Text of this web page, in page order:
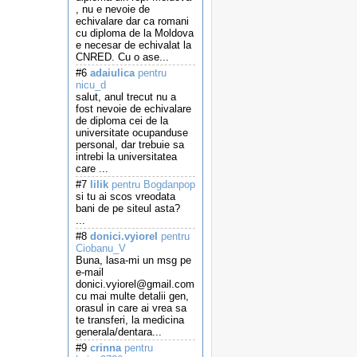
, nu e nevoie de
echivalare dar ca romani
cu diploma de la Moldova
e necesar de echivalat la
CNRED. Cu o ase...
#6 adaiulicapentru
nicu_d
salut, anul trecut nu a
fost nevoie de echivalare
de diploma cei de la
universitate ocupanduse
personal, dar trebuie sa
intrebi la universitatea
care ...
#7 lilik pentru Bogdanpop
si tu ai scos vreodata
bani de pe siteul asta?
...
#8 donici.vyiorel pentru
Ciobanu_V
Buna, lasa-mi un msg pe
e-mail
donici.vyiorel@gmail.com
cu mai multe detalii gen,
orasul in care ai vrea sa
te transferi, la medicina
generala/dentara...
#9 crinnapentru